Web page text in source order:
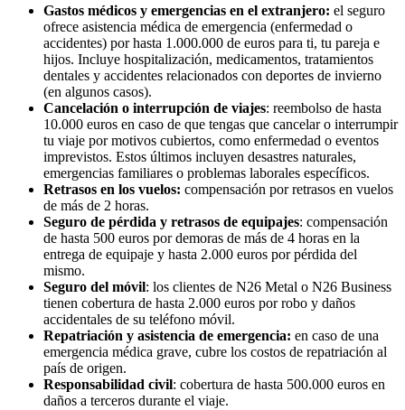
Gastos médicos y emergencias en el extranjero: el seguro
ofrece asistencia médica de emergencia (enfermedad o
accidentes) por hasta 1.000.000 de euros para ti, tu pareja e
hijos. Incluye hospitalización, medicamentos, tratamientos
dentales y accidentes relacionados con deportes de invierno
(en algunos casos).
Cancelación o interrupción de viajes: reembolso de hasta
10.000 euros en caso de que tengas que cancelar o interrumpir
tu viaje por motivos cubiertos, como enfermedad o eventos
imprevistos. Estos últimos incluyen desastres naturales,
emergencias familiares o problemas laborales específicos.
Retrasos en los vuelos: compensación por retrasos en vuelos
de más de 2 horas.
Seguro de pérdida y retrasos de equipajes: compensación
de hasta 500 euros por demoras de más de 4 horas en la
entrega de equipaje y hasta 2.000 euros por pérdida del
mismo.
Seguro del móvil: los clientes de N26 Metal o N26 Business
tienen cobertura de hasta 2.000 euros por robo y daños
accidentales de su teléfono móvil.
Repatriación y asistencia de emergencia: en caso de una
emergencia médica grave, cubre los costos de repatriación al
país de origen.
Responsabilidad civil: cobertura de hasta 500.000 euros en
daños a terceros durante el viaje.